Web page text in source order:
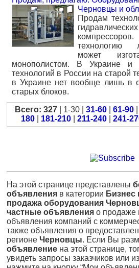
Черновцы и
Продам
технологию
может
монополистом. В Украине и
технологий в России на старой
в Украине нет вообще лишь в
старых блоков.
Всего: 327| 1-30 | 31-60| 61-90|
180| 181-210| 211-240| 241-
На этой странице представлены
объявления в категории
продажа оборудования
частные объявления о продаже
объявления компаний с
также объявления о
регионе Черновцы. Если Вы
объявление на этой странице,
увидеть запросы заказчиков или